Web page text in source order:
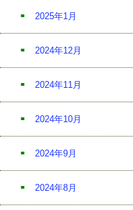
2025年1月
2024年12月
2024年11月
2024年10月
2024年9月
2024年8月